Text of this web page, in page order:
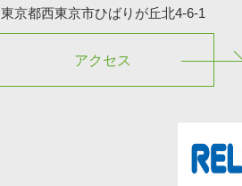
東京都西東京市ひばりが丘北4-6-1
アクセス